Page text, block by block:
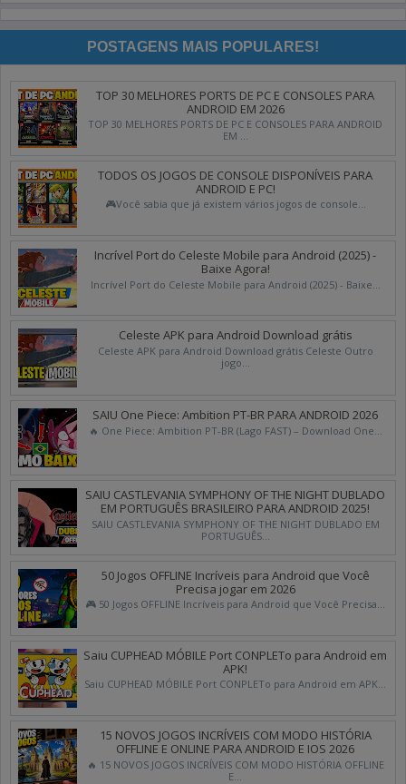
POSTAGENS MAIS POPULARES!
TOP 30 MELHORES PORTS DE PC E CONSOLES PARA
ANDROID EM 2026
TOP 30 MELHORES PORTS DE PC E CONSOLES PARA ANDROID
EM ...
TODOS OS JOGOS DE CONSOLE DISPONÍVEIS PARA
ANDROID E PC!
🎮Você sabia que já existem vários jogos de console...
Incrível Port do Celeste Mobile para Android (2025) -
Baixe Agora!
Incrível Port do Celeste Mobile para Android (2025) - Baixe...
Celeste APK para Android Download grátis
Celeste APK para Android Download grátis Celeste Outro
jogo...
SAIU One Piece: Ambition PT-BR PARA ANDROID 2026
🔥 One Piece: Ambition PT-BR (Lago FAST) – Download One...
SAIU CASTLEVANIA SYMPHONY OF THE NIGHT DUBLADO
EM PORTUGUÊS BRASILEIRO PARA ANDROID 2025!
SAIU CASTLEVANIA SYMPHONY OF THE NIGHT DUBLADO EM
PORTUGUÊS...
50 Jogos OFFLINE Incríveis para Android que Você
Precisa jogar em 2026
🎮 50 Jogos OFFLINE Incríveis para Android que Você Precisa...
Saiu CUPHEAD MÓBILE Port CONPLETo para Android em
APK!
Saiu CUPHEAD MÓBILE Port CONPLETo para Android em APK...
15 NOVOS JOGOS INCRÍVEIS COM MODO HISTÓRIA
OFFLINE E ONLINE PARA ANDROID E IOS 2026
🔥 15 NOVOS JOGOS INCRÍVEIS COM MODO HISTÓRIA OFFLINE
E...